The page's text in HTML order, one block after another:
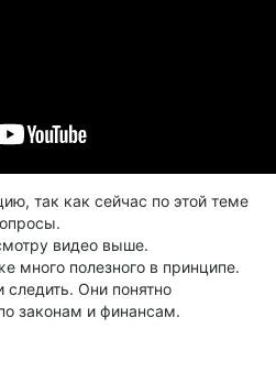
так как сейчас по этой теме
видео выше.
много полезного в принципе.
Они понятно
законам и финансам.